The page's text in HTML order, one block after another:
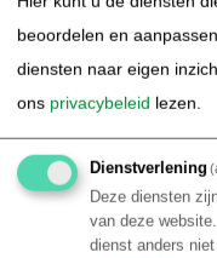
beoordelen en
diensten naar eigen
ons privacybeleid lezen.
Dienstverlening
Deze diensten
van deze
dienst anders